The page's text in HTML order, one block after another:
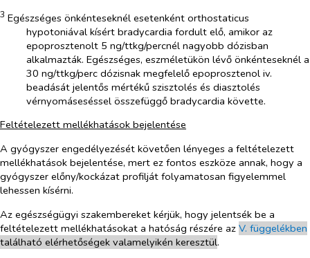
3 Egészséges önkénteseknél esetenként orthostaticus
hypotoniával kísért bradycardia fordult elő, amikor az
epoprosztenolt 5 ng/ttkg/percnél nagyobb dózisban
alkalmazták. Egészséges, eszméletükön lévő önkénteseknél a
30 ng/ttkg/perc dózisnak megfelelő epoprosztenol iv.
beadását jelentős mértékű szisztolés és diasztolés
vérnyomáseséssel összefüggő bradycardia követte.
Feltételezett mellékhatások bejelentése
A gyógyszer engedélyezését követően lényeges a feltételezett
mellékhatások bejelentése, mert ez fontos eszköze annak, hogy a
gyógyszer előny/kockázat profilját folyamatosan figyelemmel
lehessen kísérni.
Az egészségügyi szakembereket kérjük, hogy jelentsék be a
feltételezett mellékhatásokat a hatóság részére az V. függelékben
található elérhetőségek valamelyikén keresztül.